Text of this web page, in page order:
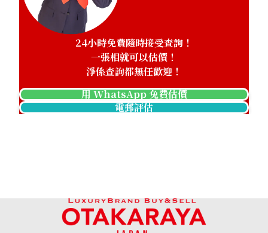
24小時免費隨時接受查詢！
一張相就可以估價！
淨係查詢都無任歡迎！
用 WhatsApp 免費估價
電郵評估